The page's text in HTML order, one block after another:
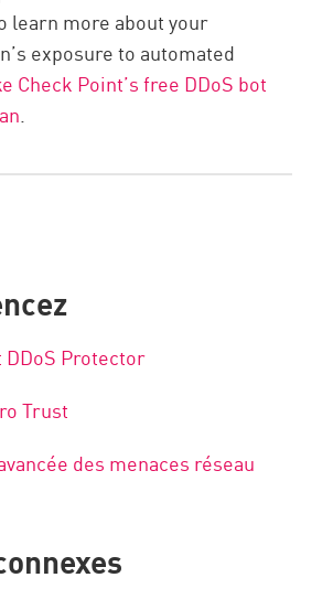
learn more about your
exposure to automated
Check Point’s free DDoS bot
.
DDoS Protector
Trust
des menaces réseau